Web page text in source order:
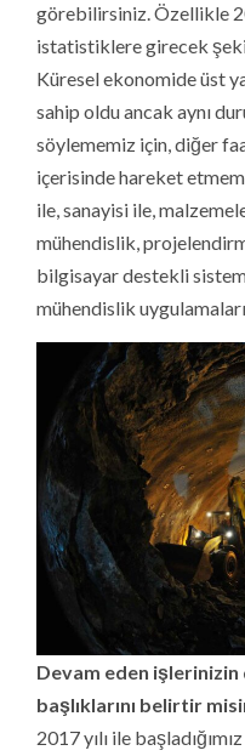
görebilirsiniz. Özellikle
istatistiklere girecek
Küresel ekonomide üst
sahip oldu ancak aynı
söylememiz için, diğer
içerisinde hareket
ile, sanayisi ile,
mühendislik,
bilgisayar destekli
mühendislik
Devam eden
başlıklarını belirtir
2017 yılı ile